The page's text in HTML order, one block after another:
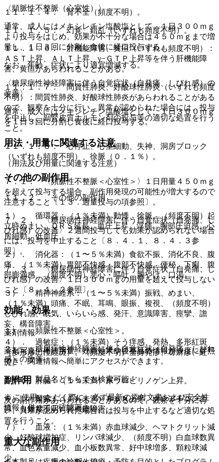
１１．１．４． 腎不全（頻度不明）。
１１．１．５． 幻覚、錯乱（いずれも頻度不明）。
１１．１．６． 肝機能障害、黄疸（いずれも頻度不明）：
ＡＳＴ上昇、ＡＬＴ上昇、γ−ＧＴＰ上昇等を伴う肝機能障
害、黄疸があらわれることがある。
１１．１．７． 間質性肺炎、好酸球性肺炎（いずれも頻度
不明）：間質性肺炎、好酸球性肺炎があらわれることがある
ので、観察を十分に行い、異常が認められた場合には、投与
を中止し、副腎皮質ホルモン剤の投与等の適切な処置を行う
こと。
１１．１．８． 心停止、心室細動、失神、洞房ブロック
（いずれも頻度不明）、徐脈（０．１％）。
その他の副作用
１１．２． その他の副作用
１）． 循環器：（１％未満）動悸、徐脈、（頻度不明）起
立時めまい、ＱＲＳ延長、血圧上昇、浮腫、胸部圧迫感、心
房細動、低血圧。
２）． 消化器：（１〜５％未満）食欲不振、消化不良、腹
痛、（１％未満）胃部不快感・腹部不快感、便秘、下痢、腹
部膨満感、（頻度不明）悪心・嘔吐、胸やけ、口渇。
３）． 精神神経系：（１〜５％未満）振戦、めまい、
（１％未満）頭痛、不眠、耳鳴、眼振、複視、（頻度不明）
しびれ感、眠気、いらいら感、発汗、意識障害、痙攣、譫
妄、構音障害。
４）． 過敏症：（１％未満）そう痒感、発熱、多形紅斑
（多形滲出性紅斑）、（頻度不明）全身発疹、蕁麻疹、紅
斑。
５）． 肝臓：（１％未満）尿ウロビリノゲン上昇。
６）． 腎臓：（１％未満）ＢＵＮ上昇、クレアチニン上
昇、（頻度不明）腎機能障害。
７）． 血液：（１％未満）赤血球減少、ヘマトクリット減
少、好酸球増加症、リンパ球減少、（頻度不明）白血球数異
常、血色素量減少、血小板数異常、好中球増多、顆粒球減
少。
〈頻脈性不整脈（心室性）〉
通常、成人にはメキシレチン塩酸塩として、１日３００ｍｇ
より投与をはじめ、効果が不十分な場合は４５０ｍｇまで増
量し、１日３回に分割し食後に経口投与する。
なお、年齢、症状により適宜増減する。
〈糖尿病性神経障害に伴う自覚症状（自発痛、しびれ感）の
改善〉
通常、成人にはメキシレチン塩酸塩として、１日３００ｍｇ
を１日３回に分割し食後に経口投与する。
用法・用量に関連する注意
（用法及び用量に関連する注意）
７．１． 〈頻脈性不整脈＜心室性＞〉１日用量４５０ｍｇ
を超えて投与する場合、副作用発現の可能性が増大するので
注意すること〔１３．過量投与の項参照〕。
７．２． 〈糖尿病性神経障害に伴う自覚症状（自発痛、し
びれ感）の改善〉２週間投与しても効果が認められない場合
には、投与を中止すること〔８．４．１、８．４．３参
照〕。
７．３． 〈糖尿病性神経障害に伴う自覚症状（自発痛、し
びれ感）の改善〉１日３００ｍｇの用量を超えて投与しない
こと〔８．４．２参照〕。
効能・効果
１）． 頻脈性不整脈＜心室性＞。
２）． 糖尿病性神経障害に伴う自覚症状（自発痛、しびれ
感）の改善。
副作用
次の副作用があらわれることがあるので、観察を十分に行
い、異常が認められた場合には投与を中止するなど適切な処
置を行うこと。
重大な副作用
薬剤情報
薬剤写真、用法用量、効能効果や後発品の情報が一度に参照
でき、関連情報へ簡単にアクセスができます。
一般名、製品名どちらでも検索可能！
※ ご使用いただく際に、必ず最新の添付文書および安全性
情報も併せてご確認下さい。